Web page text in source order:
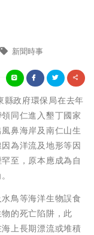
新聞時事
政府環保局在去年
同仁進入墾丁國家
鼻海岸及南仁山生
為洋流及地形等因
至，原本應成為自
鳥等海洋生物誤食
的死亡陷阱，此
上長期漂流或堆積